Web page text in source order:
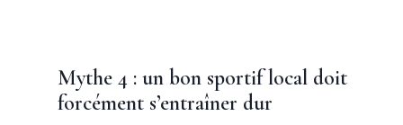
Mythe 4 : un bon sportif local doit
forcément s’entraîner dur